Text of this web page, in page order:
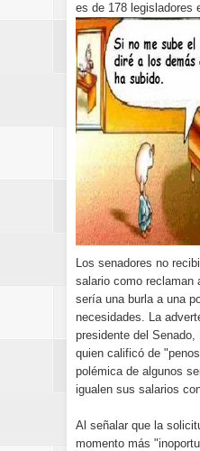
es de 178 legisladores
Los senadores no
salario como reclaman
sería una burla a una
necesidades. La
presidente del Senado,
quien calificó de
polémica de algunos
igualen sus salarios
Al señalar que la
momento más